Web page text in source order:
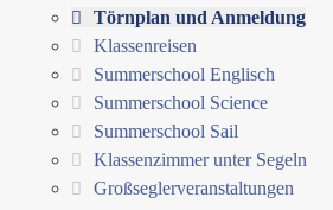
Törnplan und Anmeldung
Klassenreisen
Summerschool Englisch
Summerschool Science
Summerschool Sail
Klassenzimmer unter Segeln
Großseglerveranstaltungen